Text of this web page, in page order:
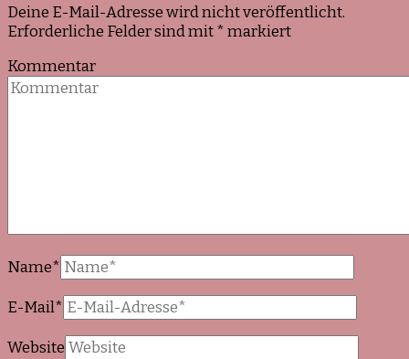
Deine E-Mail-Adresse wird nicht veröffentlicht.
Erforderliche Felder sind mit*markiert
Kommentar
Name*
E-Mail*
Website